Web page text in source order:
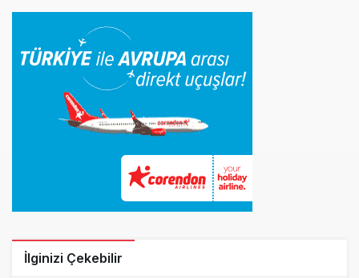
İlginizi Çekebilir